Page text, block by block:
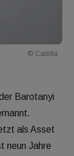
© Catella
Barotanyi
als Asset
neun Jahre